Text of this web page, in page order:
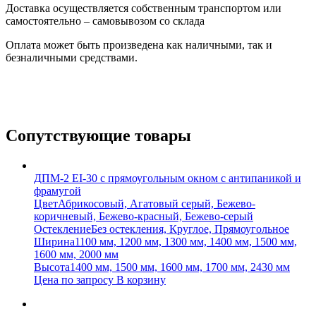
Доставка осуществляется собственным транспортом или
самостоятельно – самовывозом со склада
Оплата может быть произведена как наличными, так и
безналичными средствами.
Сопутствующие товары
ДПМ-2 EI-30 с прямоугольным окном с антипаникой и
фрамугой
ЦветАбрикосовый, Агатовый серый, Бежево-
коричневый, Бежево-красный, Бежево-серый
ОстеклениеБез остекления, Круглое, Прямоугольное
Ширина1100 мм, 1200 мм, 1300 мм, 1400 мм, 1500 мм,
1600 мм, 2000 мм
Высота1400 мм, 1500 мм, 1600 мм, 1700 мм, 2430 мм
Цена по запросу В корзину